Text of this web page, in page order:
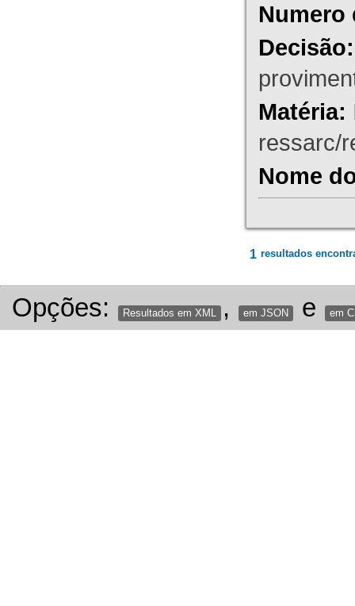
Numero
Decisão:
Matéria:
ressarc/
Nome
1 resultados
Opções: Resultados em XML , em JSON e em